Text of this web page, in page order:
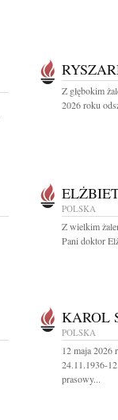
Z głębokim
2026 roku
POLSKA
Z wielkim
Pani doktor
KAROL
POLSKA
12 maja 2026
24.11.1936-
prasowy...